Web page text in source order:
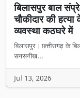
बिलासपुर बाल
चौकीदार की हत्या
व्यवस्था कठघरे में
बिलासपुर। छत्तीसगढ़ के
सनसनीख...
Jul 13, 2026